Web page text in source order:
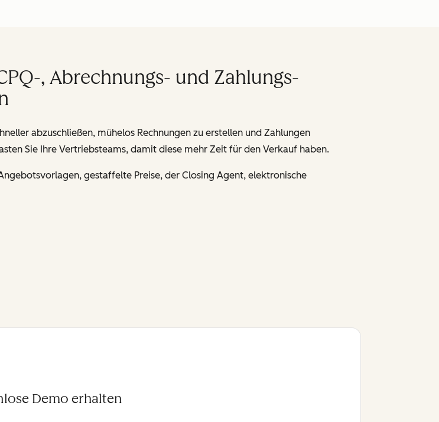
, Abrechnungs- und Zahlungs-
abzuschließen, mühelos Rechnungen zu erstellen und Zahlungen
Sie Ihre Vertriebsteams, damit diese mehr Zeit für den Verkauf haben.
gestaffelte Preise, der Closing Agent, elektronische
Demo erhalten